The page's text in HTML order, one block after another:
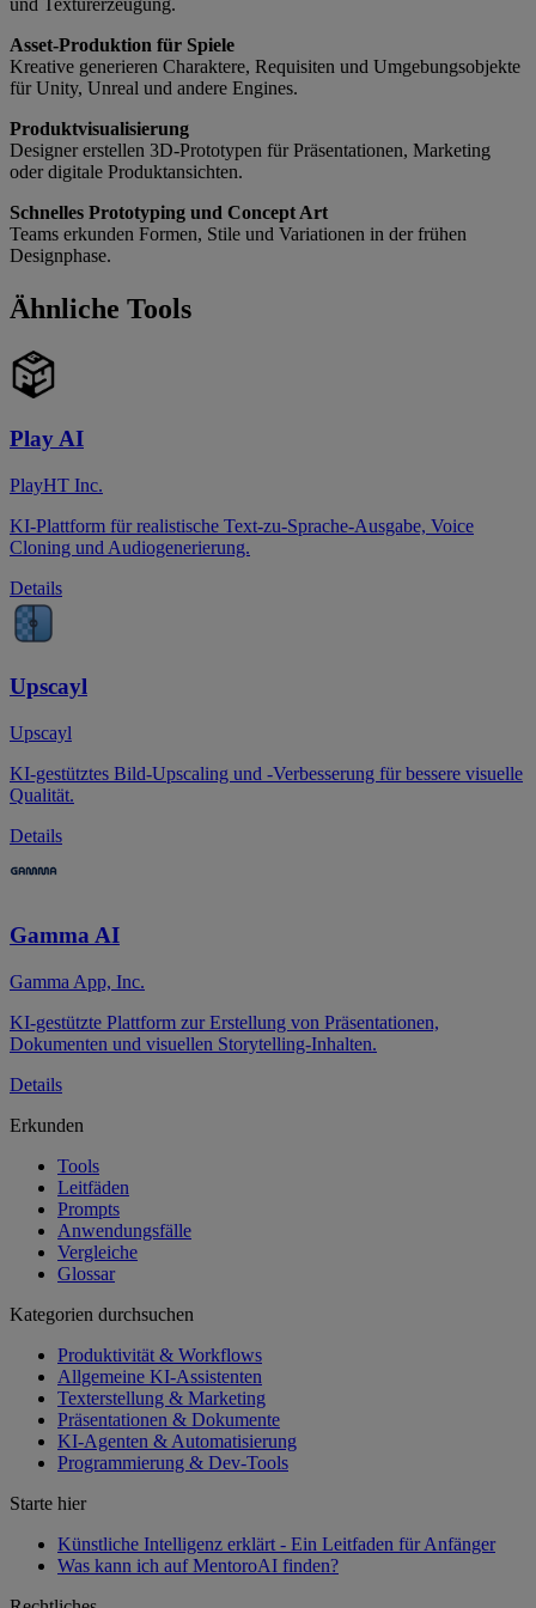
und Texturerzeugung.
Asset-Produktion für Spiele
Kreative generieren Charaktere, Requisiten und Umgebungsobjekte
für Unity, Unreal und andere Engines.
Produktvisualisierung
Designer erstellen 3D-Prototypen für Präsentationen, Marketing
oder digitale Produktansichten.
Schnelles Prototyping und Concept Art
Teams erkunden Formen, Stile und Variationen in der frühen
Designphase.
Ähnliche Tools
Play AI
PlayHT Inc.
KI-Plattform für realistische Text-zu-Sprache-Ausgabe, Voice
Cloning und Audiogenerierung.
Details
Upscayl
Upscayl
KI-gestütztes Bild-Upscaling und -Verbesserung für bessere visuelle
Qualität.
Details
Gamma AI
Gamma App, Inc.
KI-gestützte Plattform zur Erstellung von Präsentationen,
Dokumenten und visuellen Storytelling-Inhalten.
Details
Erkunden
Tools
Leitfäden
Prompts
Anwendungsfälle
Vergleiche
Glossar
Kategorien durchsuchen
Produktivität & Workflows
Allgemeine KI-Assistenten
Texterstellung & Marketing
Präsentationen & Dokumente
KI-Agenten & Automatisierung
Programmierung & Dev-Tools
Starte hier
Künstliche Intelligenz erklärt - Ein Leitfaden für Anfänger
Was kann ich auf MentoroAI finden?